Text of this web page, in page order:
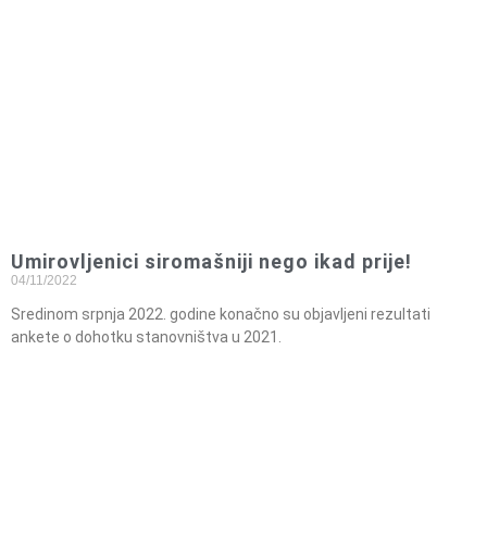
Umirovljenici siromašniji nego ikad prije!
04/11/2022
Sredinom srpnja 2022. godine konačno su objavljeni rezultati
ankete o dohotku stanovništva u 2021.